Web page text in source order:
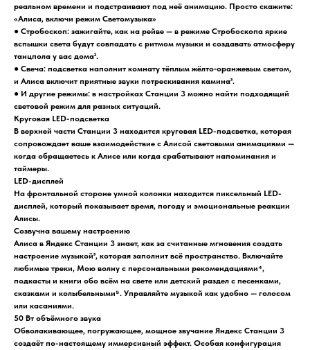
реальном времени и подстраивают под неё анимацию. Просто скажите:
«Алиса, включи режим Светомузыка»
● Стробоскоп: зажигайте, как на рейве — в режиме Стробоскопа яркие
вспышки света будут совпадать с ритмом музыки и создавать атмосферу
танцпола у вас дома².
● Свеча: подсветка наполнит комнату тёплым жёлто‑оранжевым светом,
и Алиса включит приятные звуки потрескивания камина³.
● И другие режимы: в настройках Станции 3 можно найти подходящий
световой режим для разных ситуаций.
Круговая LED-подсветка
В верхней части Станции 3 находится круговая LED-подсветка, которая
сопровождает ваше взаимодействие с Алисой световыми анимациями —
когда обращаетесь к Алисе или когда срабатывают напоминания и
таймеры.
LED-дисплей
На фронтальной стороне умной колонки находится пиксельный LED-
дисплей, который показывает время, погоду и эмоциональные реакции
Алисы.
Созвучна вашему настроению
Алиса в Яндекс Станции 3 знает, как за считанные мгновения создать
настроение музыкой³, которая заполнит всё пространство. Включайте
любимые треки, Мою волну с персональными рекомендациями⁴,
подкасты и книги обо всём на свете или детский раздел с песенками,
сказками и колыбельными⁵. Управляйте музыкой как удобно — голосом
или касаниями.
50 Вт объёмного звука
Обволакивающее, погружающее, мощное звучание Яндекс Станции 3
создаёт по-настоящему иммерсивный эффект. Особая конфигурация